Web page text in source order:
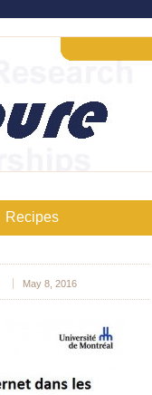
Recipes
May 8, 2016